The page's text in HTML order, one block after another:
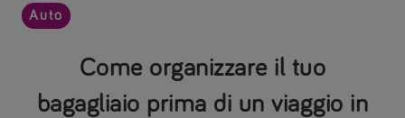
Come organizzare il tuo
bagagliaio prima di un viaggio in
Auto